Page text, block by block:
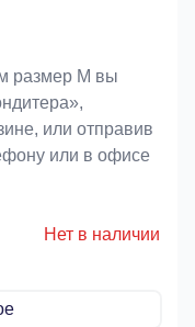
размер М вы
или отправив
или в офисе
Нет в наличии